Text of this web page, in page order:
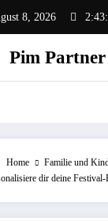
8, 2026
Pim Partner
Home
Familie und
dir deine